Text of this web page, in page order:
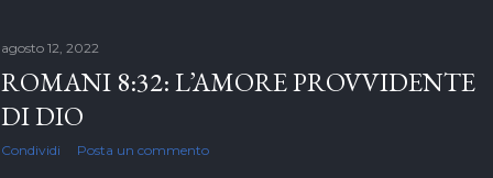
agosto 12, 2022
ROMANI 8:32: L’AMORE PROVVIDENTE
DI DIO
Condividi Posta un commento